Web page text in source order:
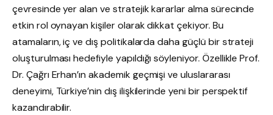
çevresinde yer alan ve stratejik kararlar alma sürecinde
etkin rol oynayan kişiler olarak dikkat çekiyor. Bu
atamaların, iç ve dış politikalarda daha güçlü bir strateji
oluşturulması hedefiyle yapıldığı söyleniyor. Özellikle Prof.
Dr. Çağrı Erhan’ın akademik geçmişi ve uluslararası
deneyimi, Türkiye’nin dış ilişkilerinde yeni bir perspektif
kazandırabilir.